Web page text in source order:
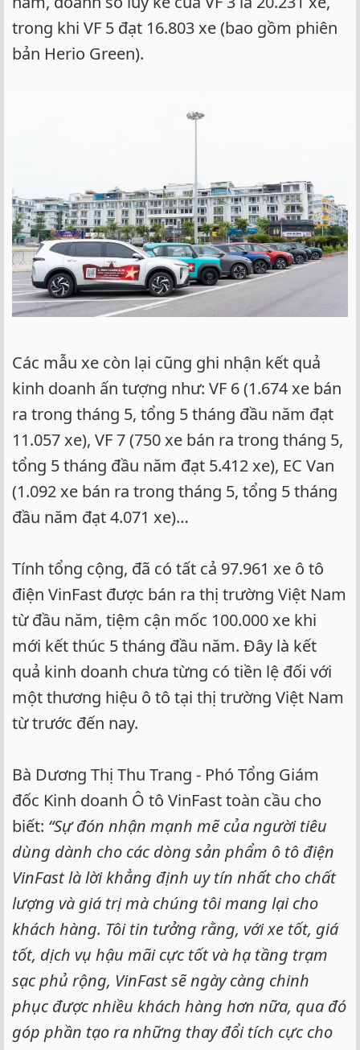
trong khi VF 5 đạt 16.803 xe (bao gồm phiên
bản Herio Green).
Các mẫu xe còn lại cũng ghi nhận kết quả
kinh doanh ấn tượng như: VF 6 (1.674 xe bán
ra trong tháng 5, tổng 5 tháng đầu năm đạt
11.057 xe), VF 7 (750 xe bán ra trong tháng 5,
tổng 5 tháng đầu năm đạt 5.412 xe), EC Van
(1.092 xe bán ra trong tháng 5, tổng 5 tháng
đầu năm đạt 4.071 xe)…
Tính tổng cộng, đã có tất cả 97.961 xe ô tô
điện VinFast được bán ra thị trường Việt Nam
từ đầu năm, tiệm cận mốc 100.000 xe khi
mới kết thúc 5 tháng đầu năm. Đây là kết
quả kinh doanh chưa từng có tiền lệ đối với
một thương hiệu ô tô tại thị trường Việt Nam
từ trước đến nay.
Bà Dương Thị Thu Trang - Phó Tổng Giám
đốc Kinh doanh Ô tô VinFast toàn cầu cho
biết: “Sự đón nhận mạnh mẽ của người tiêu
dùng dành cho các dòng sản phẩm ô tô điện
VinFast là lời khẳng định uy tín nhất cho chất
lượng và giá trị mà chúng tôi mang lại cho
khách hàng. Tôi tin tưởng rằng, với xe tốt, giá
tốt, dịch vụ hậu mãi cực tốt và hạ tầng trạm
sạc phủ rộng, VinFast sẽ ngày càng chinh
phục được nhiều khách hàng hơn nữa, qua đó
góp phần tạo ra những thay đổi tích cực cho